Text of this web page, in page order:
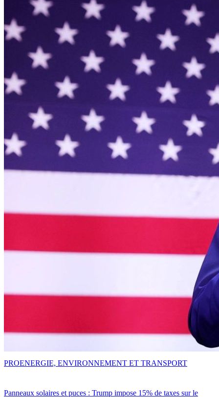
Panneaux solaires et puces : Trump impose 15% de taxes sur le
PROENERGIE, ENVIRONNEMENT ET TRANSPORT